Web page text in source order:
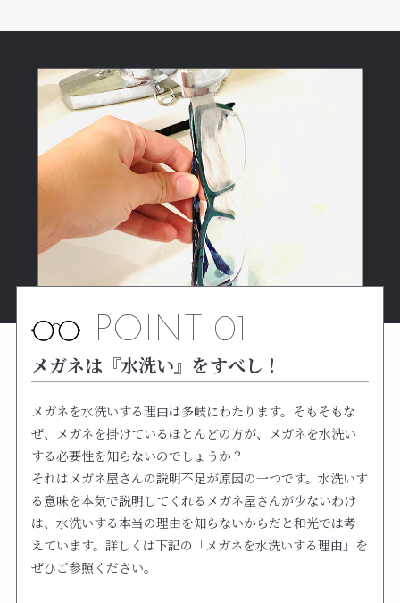
POINT 01
メガネは『水洗い』をすべし！
メガネを水洗いする理由は多岐にわたります。そもそもな
ぜ、メガネを掛けているほとんどの方が、メガネを水洗い
する必要性を知らないのでしょうか？
それはメガネ屋さんの説明不足が原因の一つです。水洗いす
る意味を本気で説明してくれるメガネ屋さんが少ないわけ
は、水洗いする本当の理由を知らないからだと和光では考
えています。詳しくは下記の「メガネを水洗いする理由」を
ぜひご参照ください。